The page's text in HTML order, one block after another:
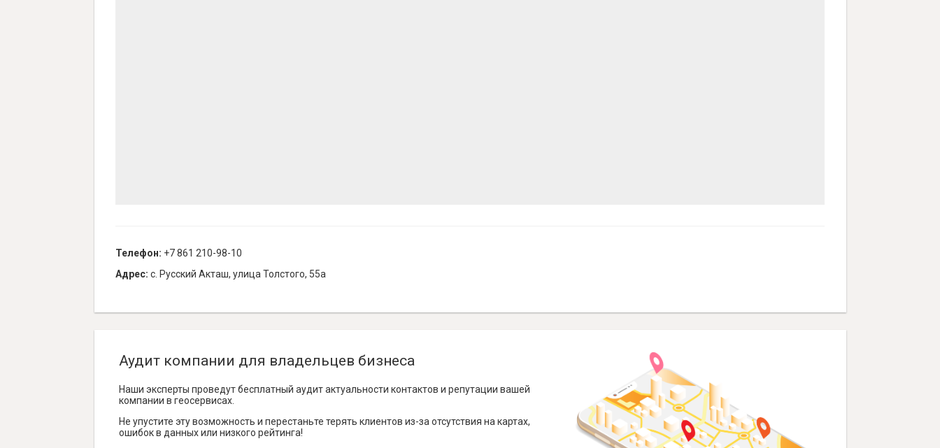
Телефон: +7 861 210-98-10
Адрес: с. Русский Акташ, улица Толстого, 55а
Аудит компании для владельцев бизнеса
Наши эксперты проведут бесплатный аудит актуальности контактов и репутации вашей
компании в геосервисах.
Не упустите эту возможность и перестаньте терять клиентов из-за отсутствия на картах,
ошибок в данных или низкого рейтинга!